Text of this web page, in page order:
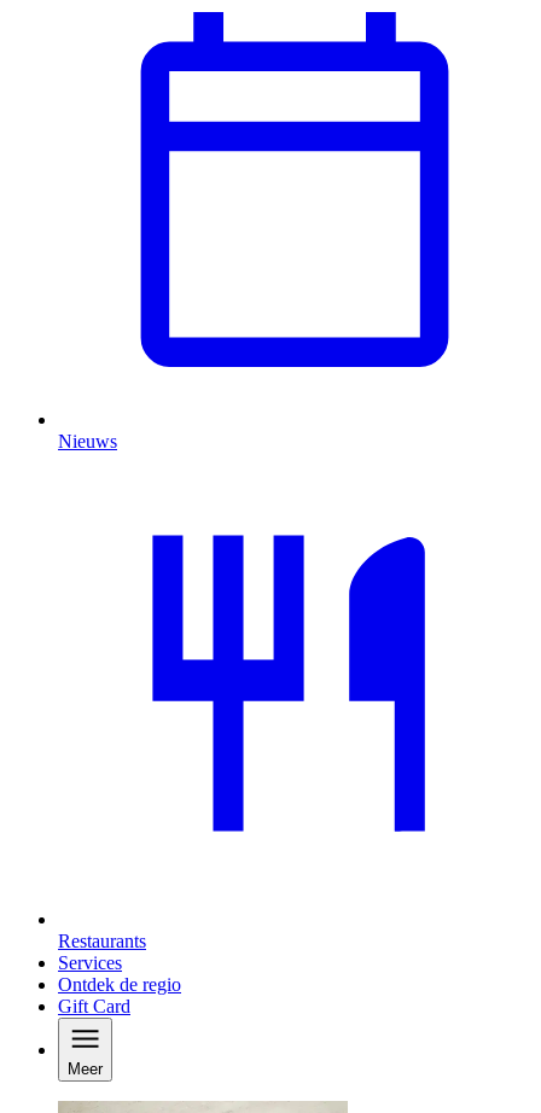
Nieuws
Restaurants
Services
Ontdek de regio
Gift Card
Meer